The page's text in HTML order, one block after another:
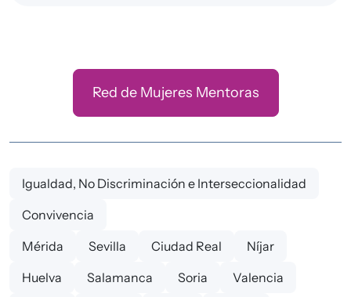
Red de Mujeres Mentoras
Igualdad, No Discriminación e Interseccionalidad
Convivencia
Mérida
Sevilla Ciudad Real
Níjar
Huelva
Salamanca Soria
Valencia